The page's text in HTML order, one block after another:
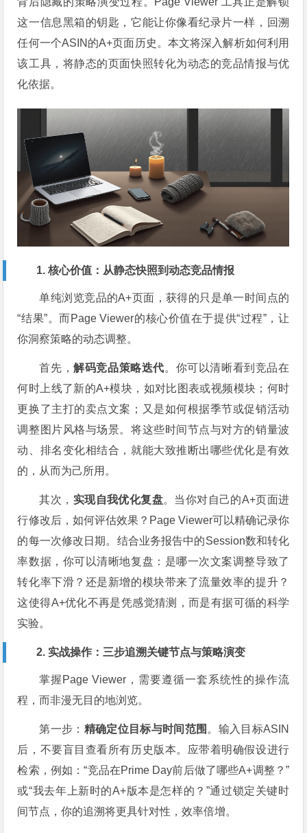
这一信息黑箱的钥匙，它能让你像看纪录片一样，回溯
任何一个ASIN的A+页面历史。本文将深入解析如何利用
该工具，将静态的页面快照转化为动态的竞品情报与优
化依据。
1. 核心价值：从静态快照到动态竞品情报
单纯浏览竞品的A+页面，获得的只是单一时间点的
“结果”。而Page Viewer的核心价值在于提供“过程”，让
你洞察策略的动态调整。
首先，解码竞品策略迭代。你可以清晰看到竞品在
何时上线了新的A+模块，如对比图表或视频模块；何时
更换了主打的卖点文案；又是如何根据季节或促销活动
调整图片风格与场景。将这些时间节点与对方的销量波
动、排名变化相结合，就能大致推断出哪些优化是有效
的，从而为己所用。
其次， 实现自我优化复盘。当你对自己的A+页面进
行修改后，如何评估效果？Page Viewer可以精确记录你
的每一次修改日期。结合业务报告中的Session数和转化
率数据，你可以清晰地复盘：是哪一次文案调整导致了
转化率下滑？还是新增的模块带来了流量效率的提升？
这使得A+优化不再是凭感觉猜测，而是有据可循的科学
实验。
2. 实战操作：三步追溯关键节点与策略演变
掌握Page Viewer，需要遵循一套系统性的操作流
程，而非漫无目的地浏览。
第一步： 精确定位目标与时间范围 。输入目标ASIN
后，不要盲目查看所有历史版本。应带着明确假设进行
检索，例如：“竞品在Prime Day前后做了哪些A+调整？”
或“我去年上新时的A+版本是怎样的？”通过锁定关键时
间节点，你的追溯将更具针对性，效率倍增。